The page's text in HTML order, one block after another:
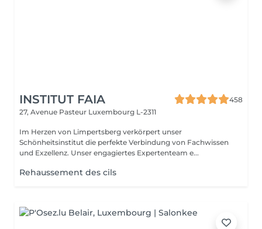
INSTITUT FAIA
458
27, Avenue Pasteur Luxembourg L-2311
Im Herzen von Limpertsberg verkörpert unser
Schönheitsinstitut die perfekte Verbindung von Fachwissen
und Exzellenz. Unser engagiertes Expertenteam e...
Rehaussement des cils